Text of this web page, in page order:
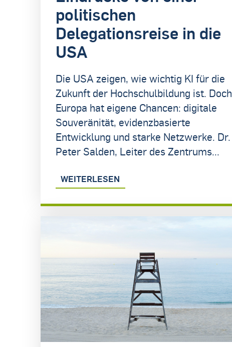
politischen
Delegationsreise in die
USA
Die USA zeigen, wie wichtig KI für die
Zukunft der Hochschulbildung ist. Doch
Europa hat eigene Chancen: digitale
Souveränität, evidenzbasierte
Entwicklung und starke Netzwerke. Dr.
Peter Salden, Leiter des Zentrums...
WEITERLESEN